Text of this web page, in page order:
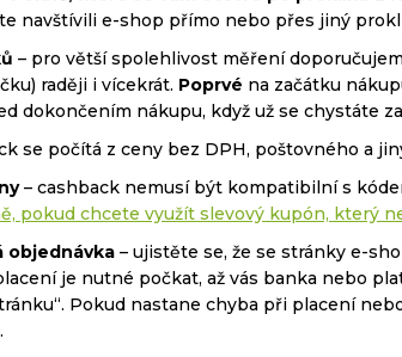
navštívili e-shop přímo nebo přes jiný
– pro větší spolehlivost měření
raději i vícekrát. Poprvé na začátku
dokončením nákupu, když už se chystáte
se počítá z ceny bez DPH, poštovného a
– cashback nemusí být kompatibilní s
pokud chcete využít slevový kupón, který
objednávka – ujistěte se, že se stránky e-
je nutné počkat, až vás banka nebo
Pokud nastane chyba při placení